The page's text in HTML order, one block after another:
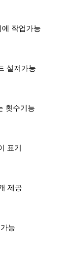
작업가능
설저가능
횟수기능
표기
제공
능